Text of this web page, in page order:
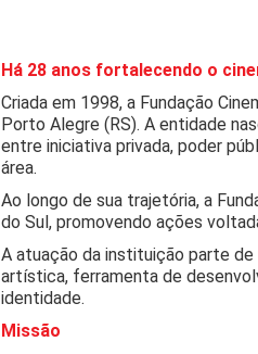
Há 28 anos fortalecendo o
Criada em 1998, a Fundação
Porto Alegre (RS). A entidade
entre iniciativa privada, poder
área.
Ao longo de sua trajetória, a
do Sul, promovendo ações
A atuação da instituição parte
artística, ferramenta de
identidade.
Missão